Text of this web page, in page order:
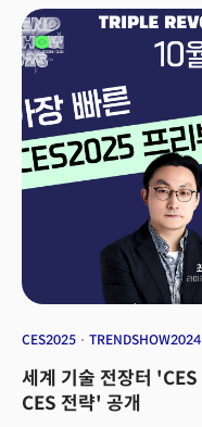
측면이 있는데, 그중 하나가
지능이라는 주장이다. 공간 지
밀접하게 연결돼 있다. 공간 지
직관적으로 상호작용을 할 수
열어준다는 게 좋은 기술의 마
가능성은 더욱 확대될 것으로
공학 등에 공간 지능이 활용될
‘대규모 월드 모델(LWM)’을
비전에 a16z, NEA 등 실리콘
3000억원)를 초기 투자로 쏟
딥러닝 분야에서 큰 업적을
공동창업자들이 공간 지능을
CES2025 TRENDSHOW2024
세계 기술 전장터
CES 전략' 공개